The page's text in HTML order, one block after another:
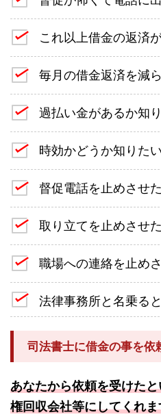
これ以上借金の返済
毎月の借金返済を減
過払い金があるか知
時効かどうか知りたい
督促電話を止めさせ
取り立てを止めさせ
職場への連絡を止め
法律事務所と名乗る
司法書士に借金の事を依
あなたから依頼を受けた
権回収会社等にしてくれ